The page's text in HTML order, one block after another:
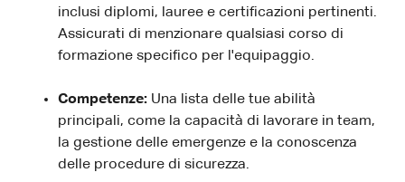
inclusi diplomi, lauree e certificazioni pertinenti.
Assicurati di menzionare qualsiasi corso di
formazione specifico per l'equipaggio.
Competenze: Una lista delle tue abilità
principali, come la capacità di lavorare in team,
la gestione delle emergenze e la conoscenza
delle procedure di sicurezza.